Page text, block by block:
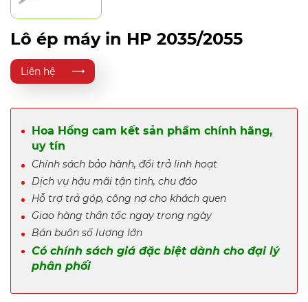
Lô ép máy in HP 2035/2055
Liên hệ
Hoa Hồng cam kết sản phẩm chính hãng,
uy tín
Chính sách bảo hành, đổi trả linh hoạt
Dịch vụ hậu mãi tận tình, chu đáo
Hỗ trợ trả góp, công nợ cho khách quen
Giao hàng thần tốc ngay trong ngày
Bán buôn số lượng lớn
Có chính sách giá đặc biệt dành cho đại lý
phân phối